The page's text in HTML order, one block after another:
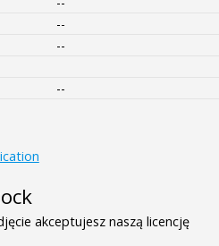
--
--
--
akceptujesz naszą licencję